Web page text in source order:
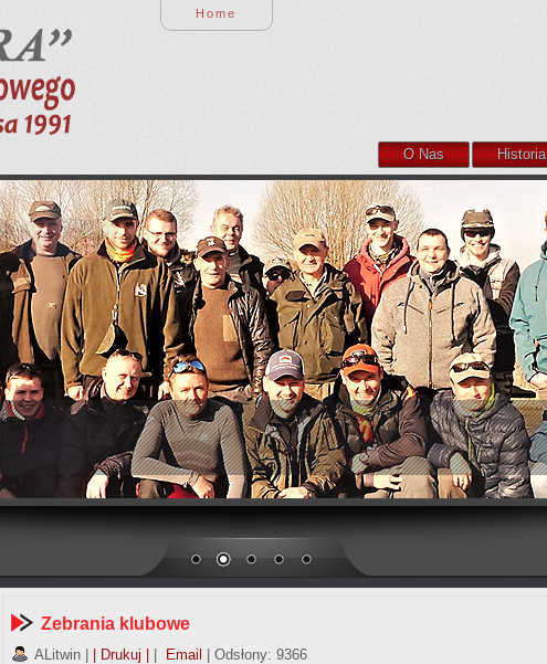
Home
O Nas Historia
Zebrania klubowe
ALitwin| | Drukuj | Email | Odsłony: 9366